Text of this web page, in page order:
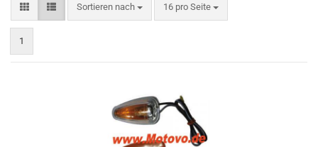
Sortieren nach
Sortieren nach 16 pro Seite
pro Seite
1